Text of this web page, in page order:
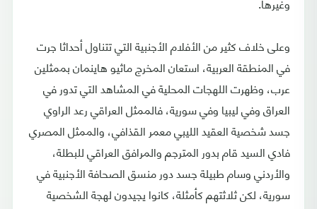
وعلى خلاف كثير من الأفلام الأجنبية التي تتناول أحداثا جرت
في المنطقة العربية، استعان المخرج ماثيو هاينمان بممثلين
عرب، وظهرت اللهجات المحلية في المشاهد التي تدور في
العراق وفي ليبيا وفي سورية، فالممثل العراقي رعد الراوي
جسد شخصية العقيد الليبي معمر القذافي، والممثل المصري
فادي السيد قام بدور المترجم والمرافق العراقي للبطلة،
والأردني وسام طبيلة جسد دور منسق الصحافة الأجنبية في
سورية، لكن ثلاثتهم كأمثلة، كانوا يجيدون لهجة الشخصية